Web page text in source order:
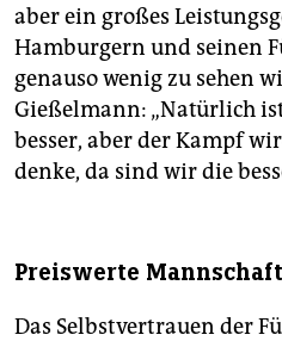
aber ein großes
Hamburgern und seinen
genauso wenig zu sehen
Gießelmann: „Natürlich
besser, aber der Kampf
denke, da sind wir die
Preiswerte Mannschaft
Das Selbstvertrauen der